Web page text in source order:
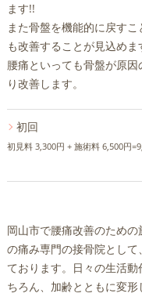
ます!!
また骨盤を機能的に戻す
も改善することが見込めま
腰痛といっても骨盤が原
り改善します。
初回
初見料 3,300円 + 施術料 6,500円
岡山市で腰痛改善のため
の痛み専門の接骨院とし
ております。日々の生活
ちろん、加齢とともに変